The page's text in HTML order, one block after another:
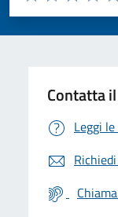
Valuta 3
Valuta 2
Valuta 1 stelle su
Contatta
Leggi